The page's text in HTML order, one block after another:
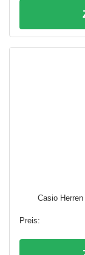
Casio